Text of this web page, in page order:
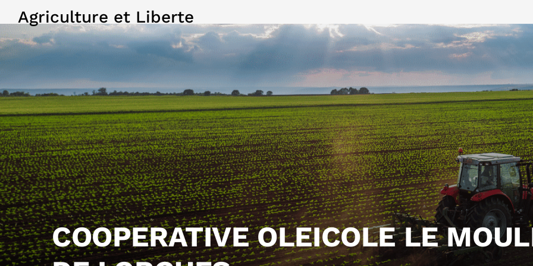
Agriculture et Liberte
COOPERATIVE OLEICOLE LE